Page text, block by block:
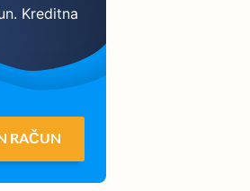
Kreditna
RAČUN